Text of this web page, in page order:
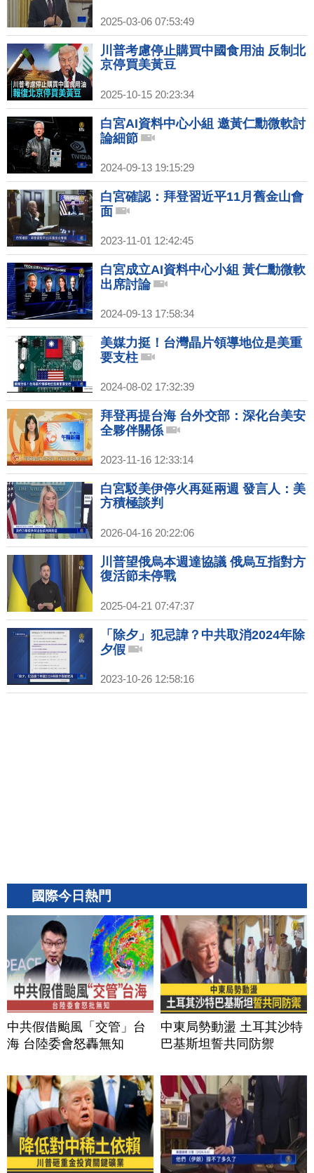
2025-03-06 07:53:49
川普考慮停止購買中國食用油 反制北
京停買美黃豆
2025-10-15 20:23:34
白宮AI資料中心小組 邀黃仁勳微軟討
論細節
2024-09-13 19:15:29
白宮確認：拜登習近平11月舊金山會
面
2023-11-01 12:42:45
白宮成立AI資料中心小組 黃仁勳微軟
出席討論
2024-09-13 17:58:34
美媒力挺！台灣晶片領導地位是美重
要支柱
2024-08-02 17:32:39
拜登再提台海 台外交部：深化台美安
全夥伴關係
2023-11-16 12:33:14
白宮駁美伊停火再延兩週 發言人：美
方積極談判
2026-04-16 20:22:06
川普望俄烏本週達協議 俄烏互指對方
復活節未停戰
2025-04-21 07:47:37
「除夕」犯忌諱？中共取消2024年除
夕假
2023-10-26 12:58:16
國際今日熱門
中共假借颱風「交管」台
海 台陸委會怒轟無知
中東局勢動盪 土耳其沙特
巴基斯坦誓共同防禦